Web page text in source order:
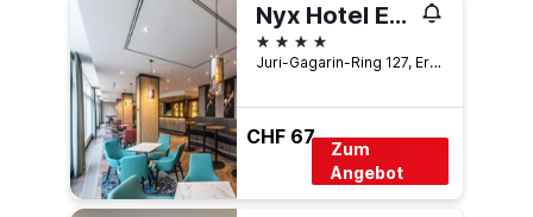
Nyx Hotel Erfurt
4 Sterne
Juri-Gagarin-Ring 127, Erfurt, Thüringen, Deutschland
CHF 67
Zum
Angebot